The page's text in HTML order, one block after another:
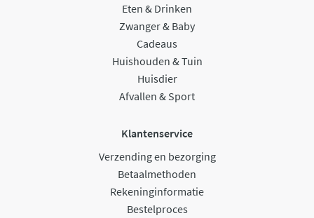
Eten & Drinken
Zwanger & Baby
Cadeaus
Huishouden & Tuin
Huisdier
Afvallen & Sport
Klantenservice
Verzending en bezorging
Betaalmethoden
Rekeninginformatie
Bestelproces